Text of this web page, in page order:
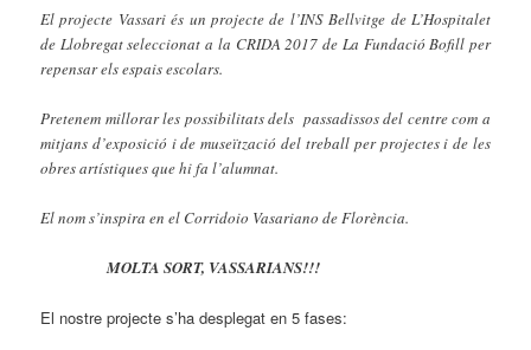
El projecte Vassari és un projecte de l’INS Bellvitge de L’Hospitalet
de Llobregat seleccionat a la CRIDA 2017 de La Fundació Bofill per
repensar els espais escolars.
Pretenem millorar les possibilitats dels passadissos del centre com a
mitjans d’exposició i de museïtzació del treball per projectes i de les
obres artístiques que hi fa l’alumnat.
El nom s’inspira en el Corridoio Vasariano de Florència.
MOLTA SORT, VASSARIANS!!!
El nostre projecte s’ha desplegat en 5 fases: